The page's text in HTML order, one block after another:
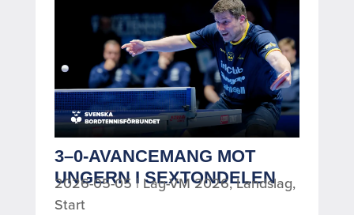
3–0-AVANCEMANG MOT
UNGERN I SEXTONDELEN
2026-05-05 | Lag-VM 2026,Landslag,
Start